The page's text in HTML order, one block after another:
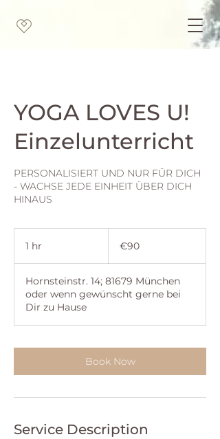
YOGA LOVES U!
Einzelunterricht
PERSONALISIERT UND NUR FÜR DICH
- WACHSE JEDE EINHEIT ÜBER DICH
HINAUS
1 hr €90
Hornsteinstr. 14; 81679 München
oder wenn gewünscht gerne bei
Dir zu Hause
Book Now
Service Description